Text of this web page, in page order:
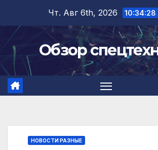
содержимому
Чт. Авг 6th, 2026 10:34:29
Обзор
НОВОСТИ РАЗНЫЕ